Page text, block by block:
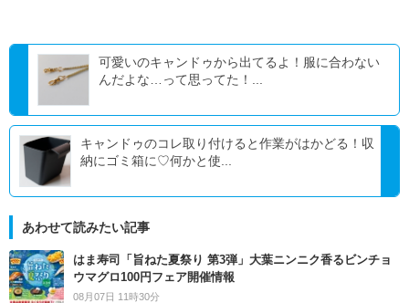
可愛いのキャンドゥから出てるよ！服に合わない
んだよな…って思ってた！...
キャンドゥのコレ取り付けると作業がはかどる！収
納にゴミ箱に♡何かと使...
あわせて読みたい記事
はま寿司「旨ねた夏祭り 第3弾」大葉ニンニク香るビンチョ
ウマグロ100円フェア開催情報
08月07日 11時30分